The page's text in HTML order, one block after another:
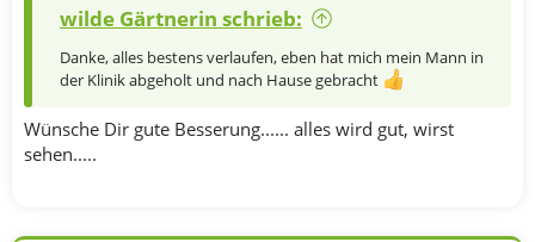
wilde Gärtnerin schrieb:
Danke, alles bestens verlaufen, eben hat mich mein Mann in
der Klinik abgeholt und nach Hause gebracht
Wünsche Dir gute Besserung...... alles wird gut, wirst
sehen.....